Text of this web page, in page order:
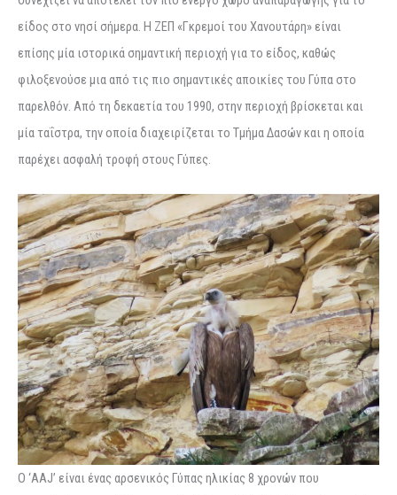
είδος στο νησί σήμερα. Η ΖΕΠ «Γκρεμοί του Χανουτάρη» είναι
επίσης μία ιστορικά σημαντική περιοχή για το είδος, καθώς
φιλοξενούσε μια από τις πιο σημαντικές αποικίες του Γύπα στο
παρελθόν. Από τη δεκαετία του 1990, στην περιοχή βρίσκεται και
μία ταΐστρα, την οποία διαχειρίζεται το Τμήμα Δασών και η οποία
παρέχει ασφαλή τροφή στους Γύπες.
Ο ‘ΑΑJ’ είναι ένας αρσενικός Γύπας ηλικίας 8 χρονών που